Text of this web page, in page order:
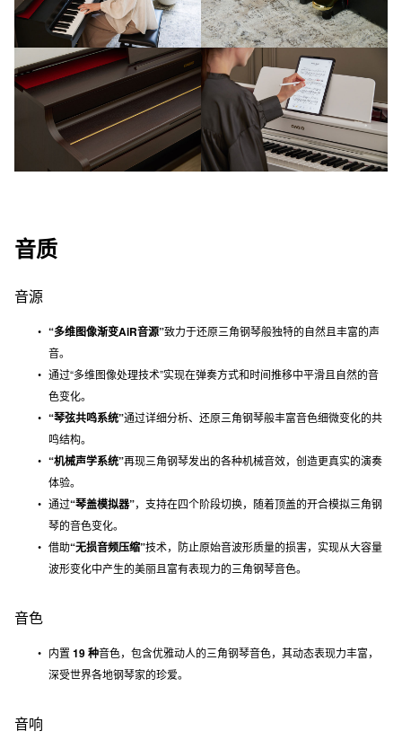
音质
音源
“多维图像渐变AiR音源”致力于还原三角钢琴般独特的自然且丰富的声
音。
通过“多维图像处理技术”实现在弹奏方式和时间推移中平滑且自然的音
色变化。
“琴弦共鸣系统”通过详细分析、还原三角钢琴般丰富音色细微变化的共
鸣结构。
“机械声学系统”再现三角钢琴发出的各种机械音效，创造更真实的演奏
体验。
通过“琴盖模拟器”，支持在四个阶段切换，随着顶盖的开合模拟三角钢
琴的音色变化。
借助“无损音频压缩”技术，防止原始音波形质量的损害，实现从大容量
波形变化中产生的美丽且富有表现力的三角钢琴音色。
音色
内置 19 种音色，包含优雅动人的三角钢琴音色，其动态表现力丰富，
深受世界各地钢琴家的珍爱。
音响